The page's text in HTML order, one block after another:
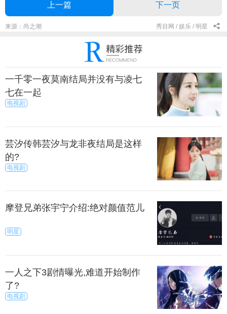
上一篇 下一页
来源：尚之潮 秀目网 / 娱乐 / 明星
一千零一夜莫南结局并没有与凌七
七在一起
电视剧
芸汐传韩芸汐与龙非夜结局是这样
的?
电视剧
摩登兄弟张宇宁介绍:绝对颜值范儿
明星
一人之下3剧情曝光,难道开始制作
了?
电视剧